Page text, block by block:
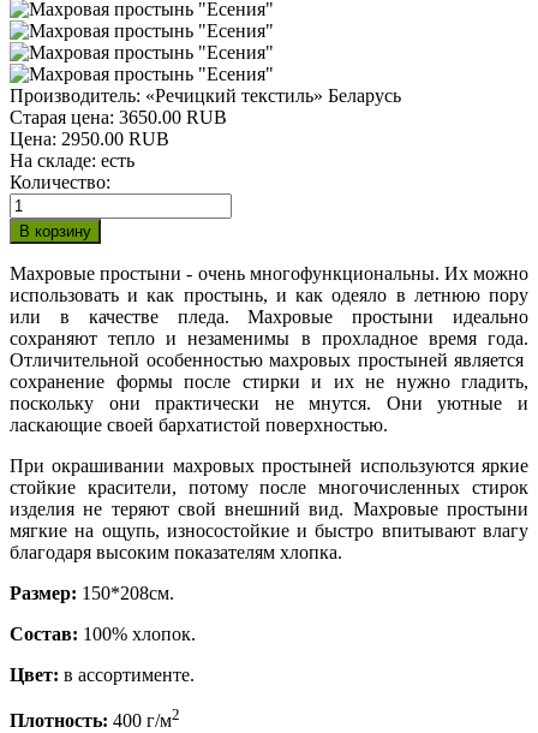
Производитель: «Речицкий текстиль» Беларусь
Старая цена: 3650.00 RUB
Цена: 2950.00 RUB
На складе: есть
Количество:
Махровые простыни - очень многофункциональны. Их можно
использовать и как простынь, и как одеяло в летнюю пору
или в качестве пледа. Махровые простыни идеально
сохраняют тепло и незаменимы в прохладное время года.
Отличительной особенностью махровых простыней является
сохранение формы после стирки и их не нужно гладить,
поскольку они практически не мнутся. Они уютные и
ласкающие своей бархатистой поверхностью.
При окрашивании махровых простыней используются яркие
стойкие красители, потому после многочисленных стирок
изделия не теряют свой внешний вид. Махровые простыни
мягкие на ощупь, износостойкие и быстро впитывают влагу
благодаря высоким показателям хлопка.
Размер: 150*208см.
Состав: 100% хлопок.
Цвет: в ассортименте.
Плотность: 400 г/м2